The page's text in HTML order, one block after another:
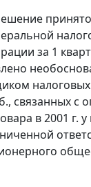
за 1
связанных с
в 2001 г.